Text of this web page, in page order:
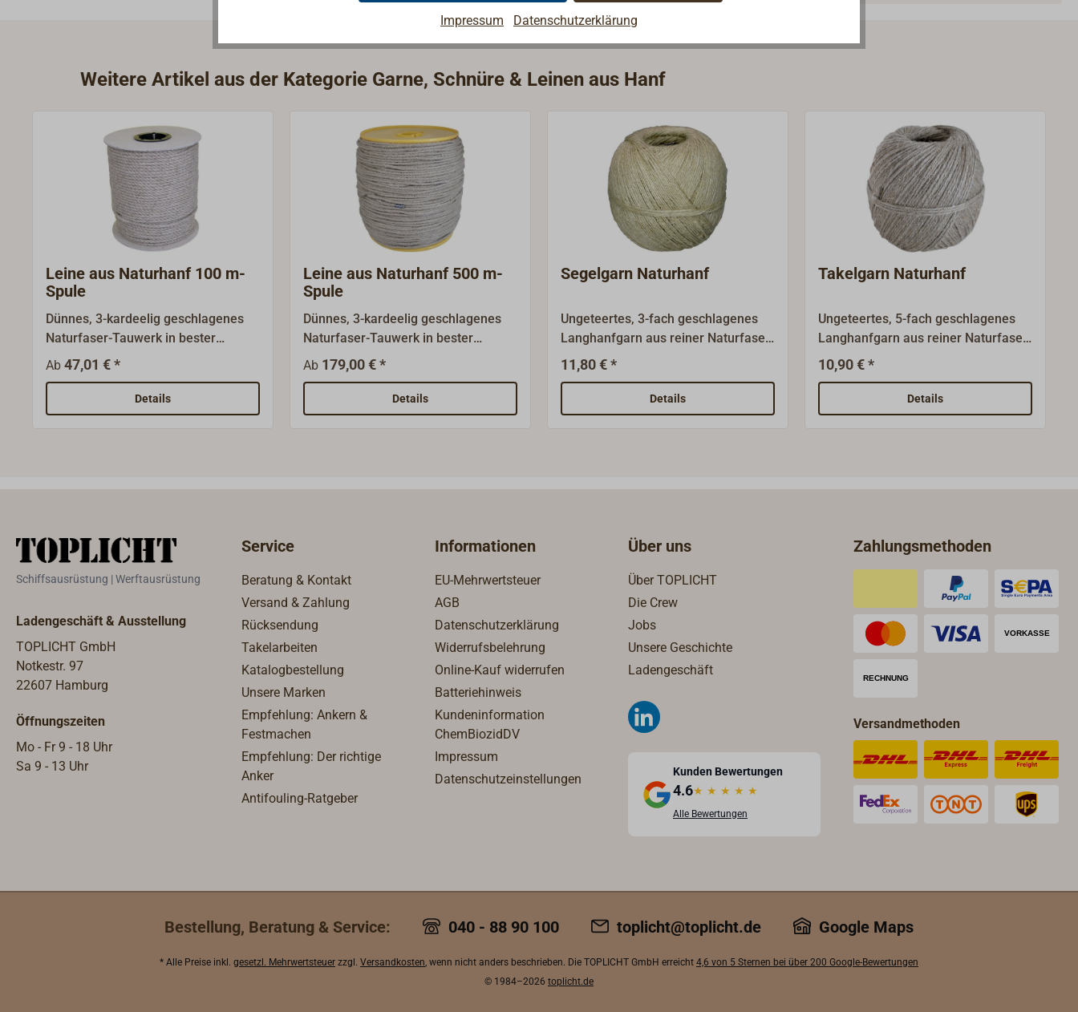
Weitere Artikel aus der Kategorie Garne, Schnüre & Leinen aus Hanf
Leine aus Naturhanf 100 m-
Spule
Dünnes, 3-kardeelig geschlagenes
Naturfaser-Tauwerk in bester
Langhanf-Qualität (LHQ
1).Hergestellt aus den Fasern der
Cannabis-/Hanfpflanze.Ideal für
Takelarbeiten, Fancywork und
Ab 47,01 € *
Details
Leine aus Naturhanf 500 m-
Spule
Dünnes, 3-kardeelig geschlagenes
Naturfaser-Tauwerk in bester
Langhanf-Qualität (LHQ
1).Hergestellt aus den Fasern der
Cannabis-/Hanfpflanze.Ideal für
Takelarbeiten, Fancywork und
Ab 179,00 € *
Details
Segelgarn Naturhanf
Ungeteertes, 3-fach geschlagenes
Langhanfgarn aus reiner Naturfaser.
Biologisch abbaubar.Gut geeignet für
Takel- und Näharbeiten oder als
schnelles Bändsel an Bord. Hohe
Griffigkeit, geringe Bruchlast.Auch in
11,80 € *
Details
Takelgarn Naturhanf
Ungeteertes, 5-fach geschlagenes
Langhanfgarn aus reiner Naturfaser.
Biologisch abbaubar.Gut geeignet für
Takel- und Näharbeiten oder als
schnelles Bändsel an Bord. Hohe
Griffigkeit, geringe Bruchlast.Auch in
10,90 € *
Details
Schiffsausrüstung | Werftausrüstung
Ladengeschäft & Ausstellung
TOPLICHT GmbH
Notkestr. 97
22607 Hamburg
Öffnungszeiten
Mo - Fr 9 - 18 Uhr
Sa 9 - 13 Uhr
Service
Beratung & Kontakt
Versand & Zahlung
Rücksendung
Takelarbeiten
Katalogbestellung
Unsere Marken
Empfehlung: Ankern &
Festmachen
Empfehlung: Der richtige
Anker
Antifouling-Ratgeber
Informationen
EU-Mehrwertsteuer
AGB
Datenschutzerklärung
Widerrufsbelehrung
Online-Kauf widerrufen
Batteriehinweis
Kundeninformation
ChemBiozidDV
Impressum
Datenschutzeinstellungen
Über uns
Über TOPLICHT
Die Crew
Jobs
Unsere Geschichte
Ladengeschäft
Kunden Bewertungen
4.6★ ★ ★ ★ ★
Alle Bewertungen
Zahlungsmethoden
Versandmethoden
Bestellung, Beratung & Service: 040 - 88 90 100 toplicht@toplicht.de Google Maps
* Alle Preise inkl. gesetzl. Mehrwertsteuer zzgl. Versandkosten, wenn nicht anders beschrieben. Die TOPLICHT GmbH erreicht 4,6 von 5 Sternen bei über 200 Google-Bewertungen
© 1984–2026 toplicht.de
Impressum Datenschutzerklärung